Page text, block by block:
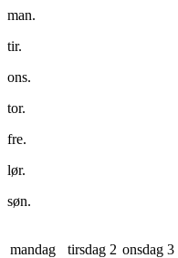
man.
tir.
ons.
tor.
fre.
lør.
søn.
mandag
tirsdag 2 onsdag 3